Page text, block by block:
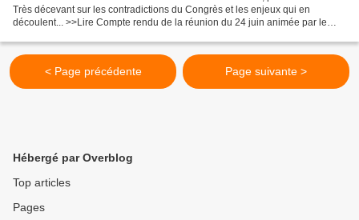
Très décevant sur les contradictions du Congrès et les enjeux qui en
découlent... >>Lire Compte rendu de la réunion du 24 juin animée par le
< Page précédente Page suivante >
Hébergé par Overblog
Top articles
Pages